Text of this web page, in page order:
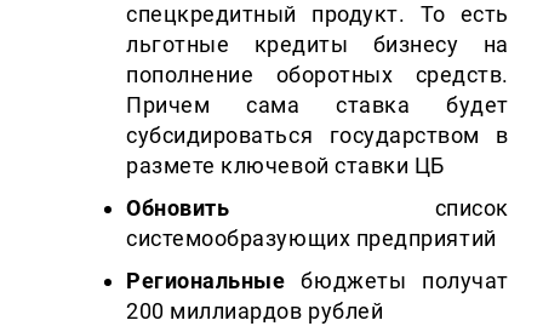
спецкредитный продукт. То есть
льготные кредиты бизнесу на
пополнение оборотных средств.
Причем сама ставка будет
субсидироваться государством в
размете ключевой ставки ЦБ
Обновить список
системообразующих предприятий
Региональные бюджеты получат
200 миллиардов рублей